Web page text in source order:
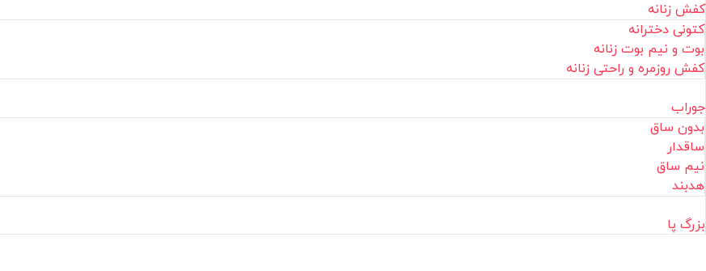
کفش زنانه
کتونی دخترانه
بوت و نیم بوت زنانه
کفش روزمره و راحتی زنانه
جوراب
بدون ساق
ساقدار
نیم ساق
هدبند
بزرگ پا